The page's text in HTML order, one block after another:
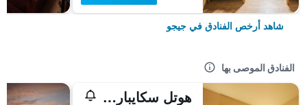
شاهد أرخص الفنادق في جيجو
الفنادق الموصى بها
هوتل سكايبارك جيجو 1